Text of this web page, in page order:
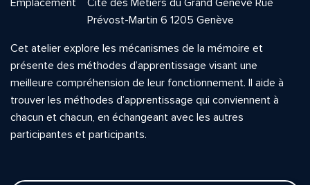
Emplacement
Cité des Métiers du Grand Genève Rue
Prévost-Martin 6 1205 Genève
Cet atelier explore les mécanismes de la mémoire et
présente des méthodes d’apprentissage visant une
meilleure compréhension de leur fonctionnement. Il aide à
trouver les méthodes d’apprentissage qui conviennent à
chacun et chacun, en échangeant avec les autres
participantes et participants.